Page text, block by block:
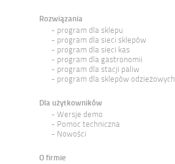
Rozwiązania
program dla sklepu
program dla sieci sklepów
program dla sieci kas
program dla gastronomii
program dla stacji paliw
program dla sklepów odzieżowych
Dla użytkowników
Wersje demo
Pomoc techniczna
Nowości
O firmie